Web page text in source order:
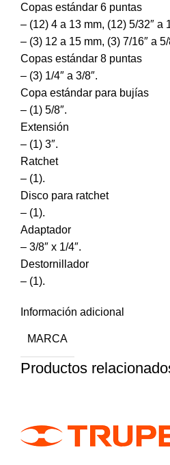
Copas estándar 6 puntas
– (12) 4 a 13 mm, (12) 5/32″ a
– (3) 12 a 15 mm, (3) 7/16″ a 5/
Copas estándar 8 puntas
– (3) 1/4″ a 3/8″.
Copa estándar para bujías
– (1) 5/8″.
Extensión
– (1) 3″.
Ratchet
– (1).
Disco para ratchet
– (1).
Adaptador
– 3/8″ x 1/4″.
Destornillador
– (1).
Información adicional
MARCA
Productos